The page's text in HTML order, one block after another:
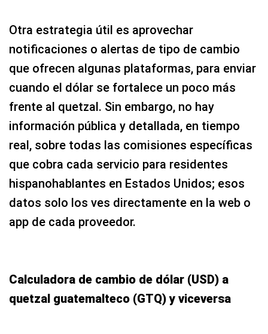
Otra estrategia útil es aprovechar
notificaciones o alertas de tipo de cambio
que ofrecen algunas plataformas, para enviar
cuando el dólar se fortalece un poco más
frente al quetzal. Sin embargo, no hay
información pública y detallada, en tiempo
real, sobre todas las comisiones específicas
que cobra cada servicio para residentes
hispanohablantes en Estados Unidos; esos
datos solo los ves directamente en la web o
app de cada proveedor.
Calculadora de cambio de dólar (USD) a
quetzal guatemalteco (GTQ) y viceversa